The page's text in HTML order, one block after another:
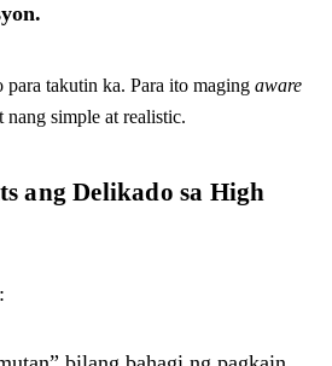
takutin ka. Para ito maging aware
nang simple at realistic.
ang Delikado sa High